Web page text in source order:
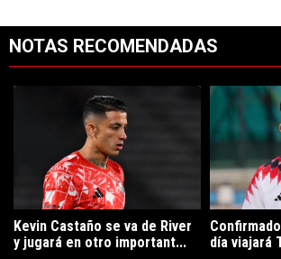
NOTAS RECOMENDADAS
Un artículo de tendencia con el título "Kevin
Kevin Castaño se va de River
y jugará en otro important...
Un artículo
día viajará